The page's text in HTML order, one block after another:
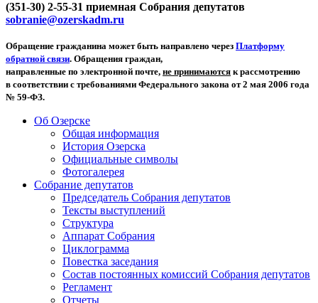
(351-30) 2-55-31 приемная Собрания депутатов
sobranie@ozerskadm.ru
Обращение гражданина может быть направлено через Платформу
обратной связи. Обращения граждан,
направленные по электронной почте, не принимаются к рассмотрению
в соответствии с требованиями Федерального закона от 2 мая 2006 года
№ 59-ФЗ.
Об Озерске
Общая информация
История Озерска
Официальные символы
Фотогалерея
Собрание депутатов
Председатель Собрания депутатов
Тексты выступлений
Структура
Аппарат Собрания
Циклограмма
Повестка заседания
Состав постоянных комиссий Собрания депутатов
Регламент
Отчеты